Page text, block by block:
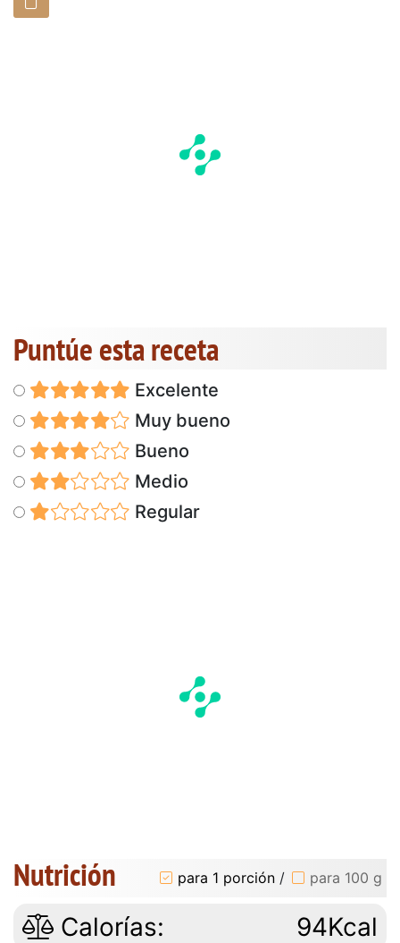
Puntúe esta receta
Excelente
Muy bueno
Bueno
Medio
Regular
Nutrición para 1 porción / para 100 g
Calorías: 94Kcal